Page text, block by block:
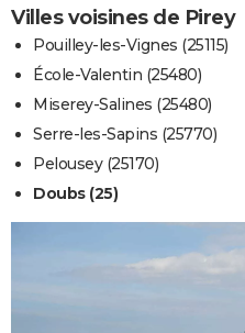
Villes voisines de Pirey
Pouilley-les-Vignes (25115)
École-Valentin (25480)
Miserey-Salines (25480)
Serre-les-Sapins (25770)
Pelousey (25170)
Doubs (25)